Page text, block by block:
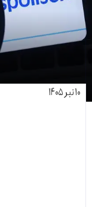
۱۰ تیر ۱۴۰۵